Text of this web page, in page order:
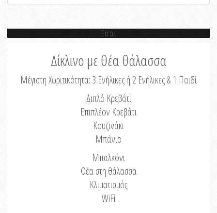
Error
Δίκλινο με θέα θάλασσα
Μέγιστη Χωριτικότητα: 3 Ενήλικες ή 2 Ενήλικες & 1 Παιδί
Διπλό Κρεβάτι
Επιπλέον Κρεβάτι
Κουζινάκι
Μπάνιο
Μπαλκόνι
Θέα στη θάλασσα
Κλιματισμός
WiFi